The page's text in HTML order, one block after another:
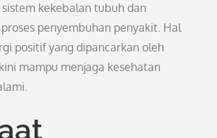
kekebalan tubuh dan
penyembuhan penyakit. Hal
positif yang dipancarkan oleh
mampu menjaga kesehatan